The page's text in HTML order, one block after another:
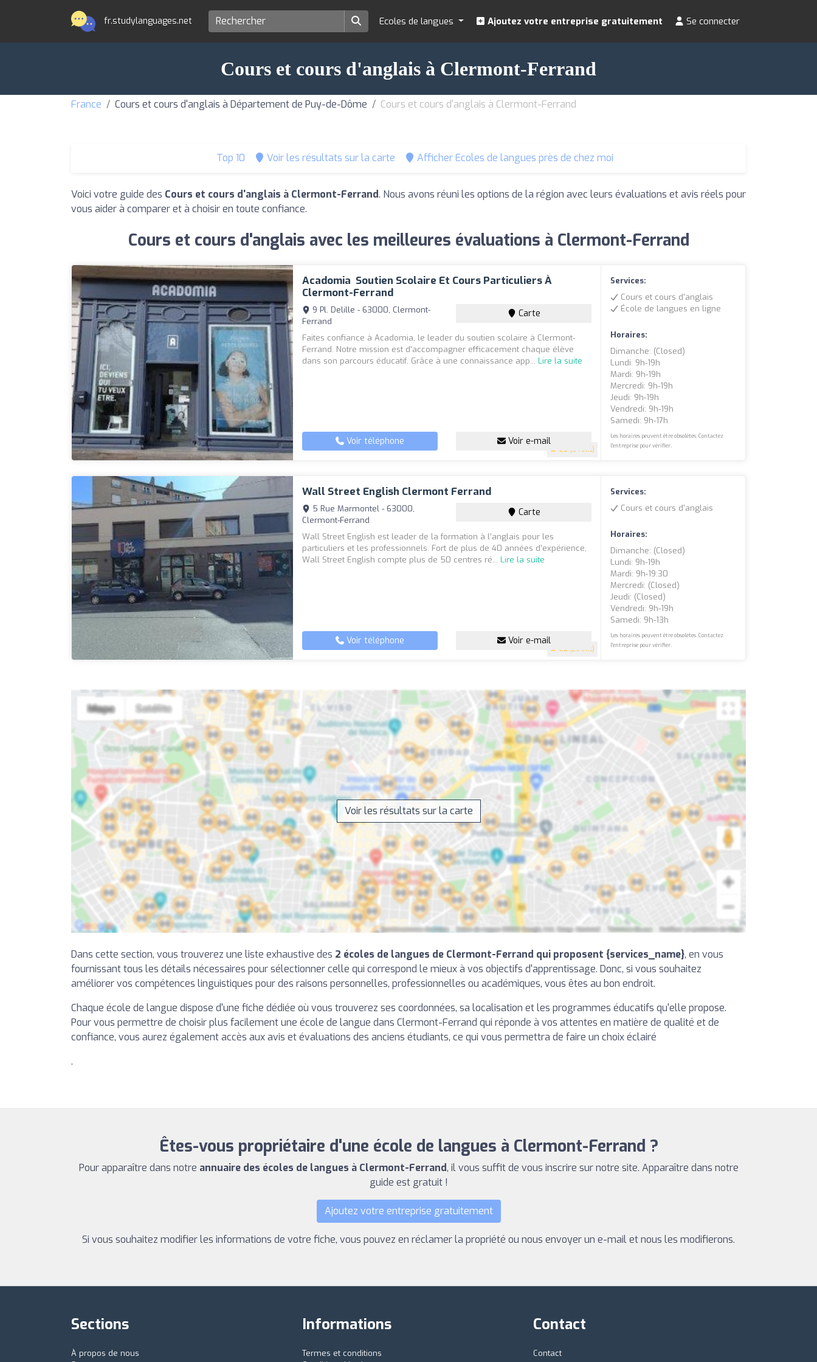
fr.studylanguages.net Ecoles de langues Ajoutez votre entreprise gratuitement Se connecter
Cours et cours d'anglais à Clermont-Ferrand
France Cours et cours d'anglais à Département de Puy-de-Dôme Cours et cours d'anglais à Clermont-Ferrand
Top 10 Voir les résultats sur la carte Afficher Ecoles de langues près de chez moi
Voici votre guide des Cours et cours d'anglais à Clermont-Ferrand. Nous avons réuni les options de la région avec leurs évaluations et avis réels pour
vous aider à comparer et à choisir en toute confiance.
Cours et cours d'anglais avec les meilleures évaluations à Clermont-Ferrand
Acadomia ‍ Soutien Scolaire Et Cours Particuliers À
Clermont-Ferrand
4.9 (84 avis)
9 Pl. Delille - 63000, Clermont-
Ferrand
Carte
Faites confiance à Acadomia, le leader du soutien scolaire à Clermont-
Ferrand. Notre mission est d'accompagner efficacement chaque élève
dans son parcours éducatif. Grâce à une connaissance app...Lire la suite
Voir téléphone Voir e-mail
Services:
Cours et cours d'anglais
École de langues en ligne
Horaires:
Dimanche: (closed)
Lundi: 9h-19h
Mardi: 9h-19h
Mercredi: 9h-19h
Jeudi: 9h-19h
Vendredi: 9h-19h
Samedi: 9h-17h
Les horaires peuvent être obsolètes. Contactez
l'entreprise pour vérifier.
Wall Street English Clermont Ferrand
4.8 (26 avis)
5 Rue Marmontel - 63000,
Clermont-Ferrand
Carte
Wall Street English est leader de la formation à l’anglais pour les
particuliers et les professionnels. Fort de plus de 40 années d’expérience,
Wall Street English compte plus de 50 centres ré...Lire la suite
Voir téléphone Voir e-mail
Services:
Cours et cours d'anglais
Horaires:
Dimanche: (closed)
Lundi: 9h-19h
Mardi: 9h-19:30
Mercredi: (closed)
Jeudi: (closed)
Vendredi: 9h-19h
Samedi: 9h-13h
Les horaires peuvent être obsolètes. Contactez
l'entreprise pour vérifier.
Voir les résultats sur la carte
Dans cette section, vous trouverez une liste exhaustive des 2 écoles de langues de Clermont-Ferrand qui proposent {services_name}, en vous
fournissant tous les détails nécessaires pour sélectionner celle qui correspond le mieux à vos objectifs d'apprentissage. Donc, si vous souhaitez
améliorer vos compétences linguistiques pour des raisons personnelles, professionnelles ou académiques, vous êtes au bon endroit.
Chaque école de langue dispose d'une fiche dédiée où vous trouverez ses coordonnées, sa localisation et les programmes éducatifs qu'elle propose.
Pour vous permettre de choisir plus facilement une école de langue dans Clermont-Ferrand qui réponde à vos attentes en matière de qualité et de
confiance, vous aurez également accès aux avis et évaluations des anciens étudiants, ce qui vous permettra de faire un choix éclairé
.
Êtes-vous propriétaire d'une école de langues à Clermont-Ferrand ?
Pour apparaître dans notre annuaire des écoles de langues à Clermont-Ferrand, il vous suffit de vous inscrire sur notre site. Apparaître dans notre
guide est gratuit !
Ajoutez votre entreprise gratuitement
Si vous souhaitez modifier les informations de votre fiche, vous pouvez en réclamer la propriété ou nous envoyer un e-mail et nous les modifierons.
Sections
À propos de nous
Informations
Termes et conditions
Contact
Contact